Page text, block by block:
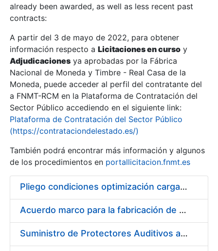
Show/Hide
Show/Hide
Show/Hide
already been awarded, as well as less recent past
contracts:
A partir del 3 de mayo de 2022, para obtener
información respecto a Licitaciones en curso y
Adjudicaciones ya aprobadas por la Fábrica
Nacional de Moneda y Timbre - Real Casa de la
Moneda, puede acceder al perfil del contratante del
a FNMT-RCM en la Plataforma de Contratación del
Sector Público accediendo en el siguiente link:
Plataforma de Contratación del Sector Público
(https://contrataciondelestado.es/)
También podrá encontrar más información y algunos
de los procedimientos en portallicitacion.fnmt.es
Pliego condiciones optimización cargas compras firmado
Acuerdo marco para la fabricación de piezas
Suministro de Protectores Auditivos a medida para las personas trabajadoras de los Centros de Trabajo de Madrid y Burgos